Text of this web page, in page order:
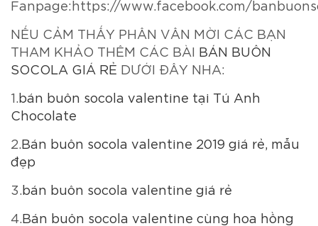
Fanpage:https://www.facebook.com/
NẾU CẢM THẤY PHÂN VÂN MỜI CÁC BẠN
THAM KHẢO THÊM CÁC BÀI
BÁN BUÔN
SOCOLA GIÁ RẺ DƯỚI ĐÂY NHA:
1. bán buôn socola valentine tại Tú Anh
Chocolate
2. Bán buôn socola valentine 2019 giá rẻ, mẫu
đẹp
3. bán buôn socola valentine giá rẻ
4. Bán buôn socola valentine cùng hoa hồng